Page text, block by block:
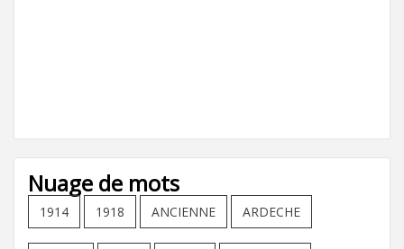
Nuage de mots
1914 1918 ANCIENNE ARDECHE